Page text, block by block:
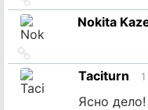
на
источникNokita
на
источник Taciturn
Ясно дело!